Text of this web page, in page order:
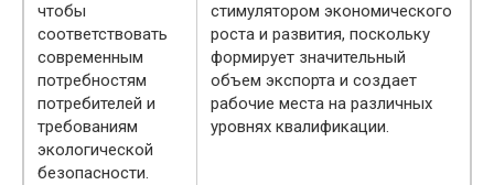
чтобы
соответствовать
современным
потребностям
потребителей и
требованиям
экологической
безопасности.
стимулятором экономического
роста и развития, поскольку
формирует значительный
объем экспорта и создает
рабочие места на различных
уровнях квалификации.